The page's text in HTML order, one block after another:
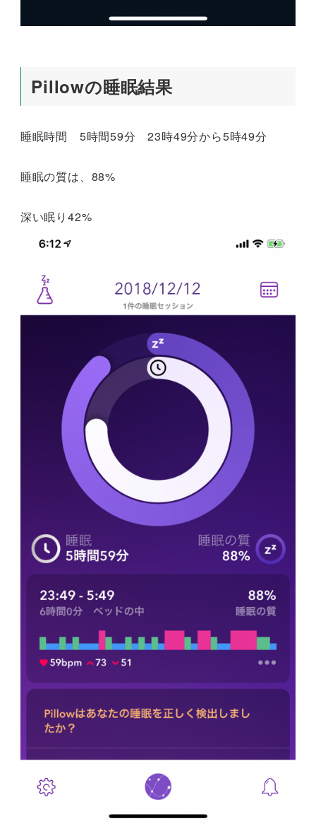
Pillowの睡眠結果
睡眠時間 5時間59分 23時49分から5時49分
睡眠の質は、88%
深い眠り42%